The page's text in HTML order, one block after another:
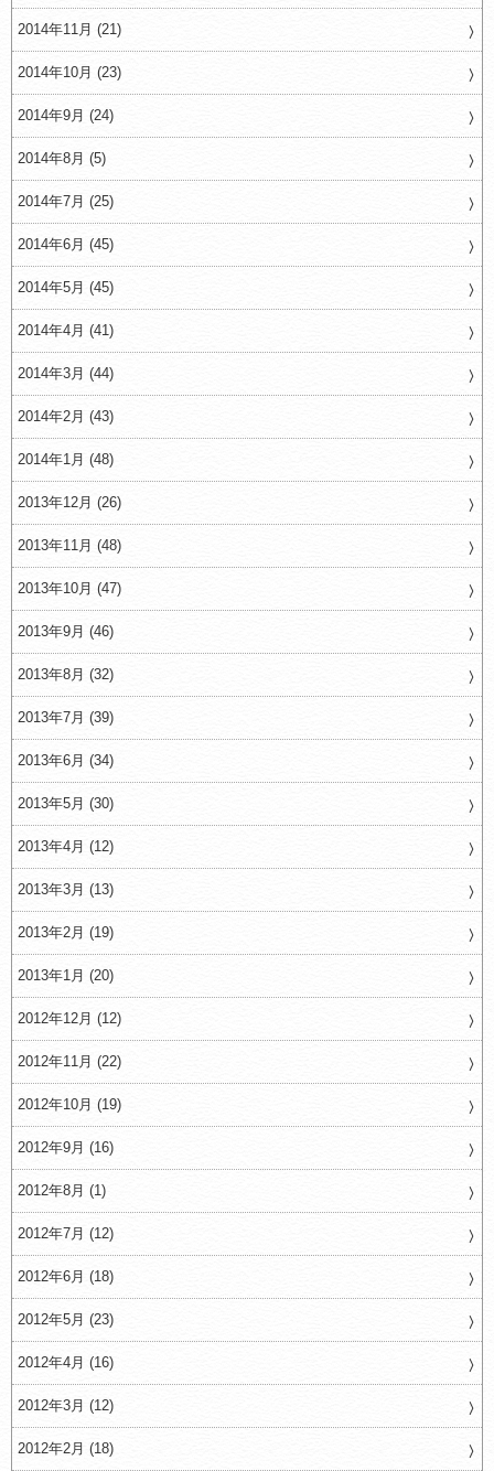
2014年11月 (21)
2014年10月 (23)
2014年9月 (24)
2014年8月 (5)
2014年7月 (25)
2014年6月 (45)
2014年5月 (45)
2014年4月 (41)
2014年3月 (44)
2014年2月 (43)
2014年1月 (48)
2013年12月 (26)
2013年11月 (48)
2013年10月 (47)
2013年9月 (46)
2013年8月 (32)
2013年7月 (39)
2013年6月 (34)
2013年5月 (30)
2013年4月 (12)
2013年3月 (13)
2013年2月 (19)
2013年1月 (20)
2012年12月 (12)
2012年11月 (22)
2012年10月 (19)
2012年9月 (16)
2012年8月 (1)
2012年7月 (12)
2012年6月 (18)
2012年5月 (23)
2012年4月 (16)
2012年3月 (12)
2012年2月 (18)